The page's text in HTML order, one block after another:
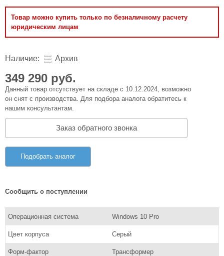
Товар можно купить только по безналичному расчету
юридическим лицам
Наличие: Архив
349 290 руб.
Данный товар отсутствует на складе с 10.12.2024, возможно
он снят с производства. Для подбора аналога обратитесь к
нашим консультантам.
Заказ обратного звонка
Подобрать аналог
Сообщить о поступлении
Операционная система Windows 10 Pro
Цвет корпуса Серый
Форм-фактор Трансформер